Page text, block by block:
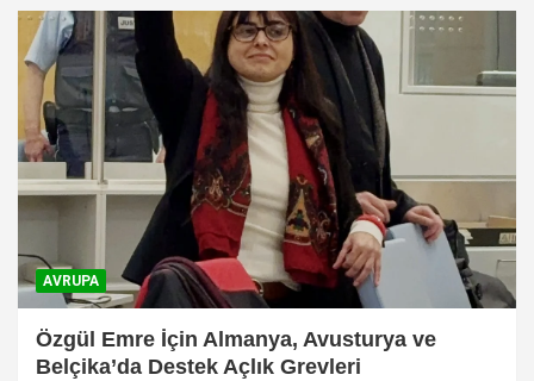
AVRUPA
Özgül Emre İçin Almanya, Avusturya ve
Belçika’da Destek Açlık Grevleri